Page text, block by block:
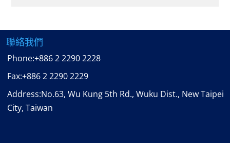
聯絡我們
Phone:+886 2 2290 2228
Fax:+886 2 2290 2229
Address:No.63, Wu Kung 5th Rd., Wuku Dist., New Taipei
City, Taiwan